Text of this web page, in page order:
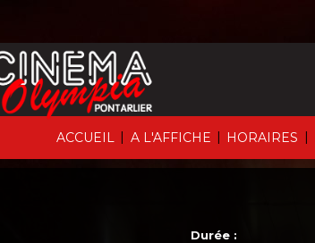
ACCUEIL | A L'AFFICHE | HORAIRES |
Durée :